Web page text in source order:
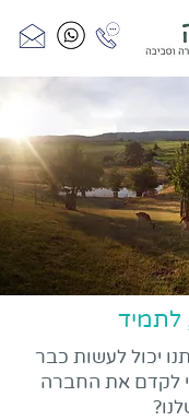
לתמיד
יכול לעשות כבר
לקדם את החברה